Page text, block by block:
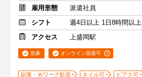
雇用形態
派遣社員
シフト
週4日以上 1日8時間以上
アクセス
上盛岡駅
急募 オンライン面接可
副業・Ｗワーク歓迎 ネイル可
ピアス可